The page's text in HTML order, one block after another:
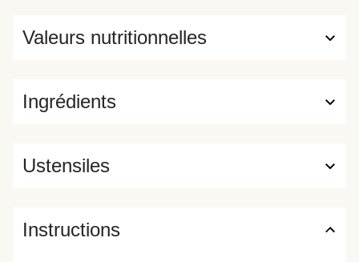
Ingrédients
Valeurs nutritionnelles
Ustensiles
Instructions